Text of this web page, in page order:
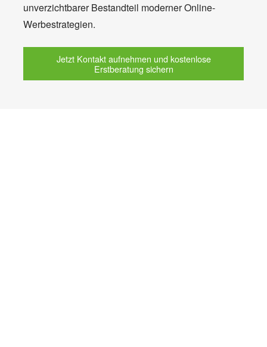
unverzichtbarer Bestandteil moderner Online-
Werbestrategien.
Jetzt Kontakt aufnehmen und kostenlose
Erstberatung sichern